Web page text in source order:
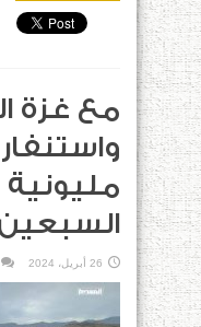
مع غزة
26 أبريل، 2024